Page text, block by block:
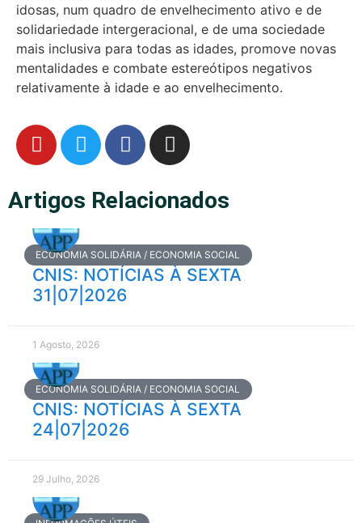
idosas, num quadro de envelhecimento ativo e de
solidariedade intergeracional, e de uma sociedade
mais inclusiva para todas as idades, promove novas
mentalidades e combate estereótipos negativos
relativamente à idade e ao envelhecimento.
Artigos Relacionados
ECONOMIA SOLIDÁRIA / ECONOMIA SOCIAL
CNIS: NOTÍCIAS À SEXTA
31|07|2026
1 Agosto, 2026
ECONOMIA SOLIDÁRIA / ECONOMIA SOCIAL
CNIS: NOTÍCIAS À SEXTA
24|07|2026
29 Julho, 2026